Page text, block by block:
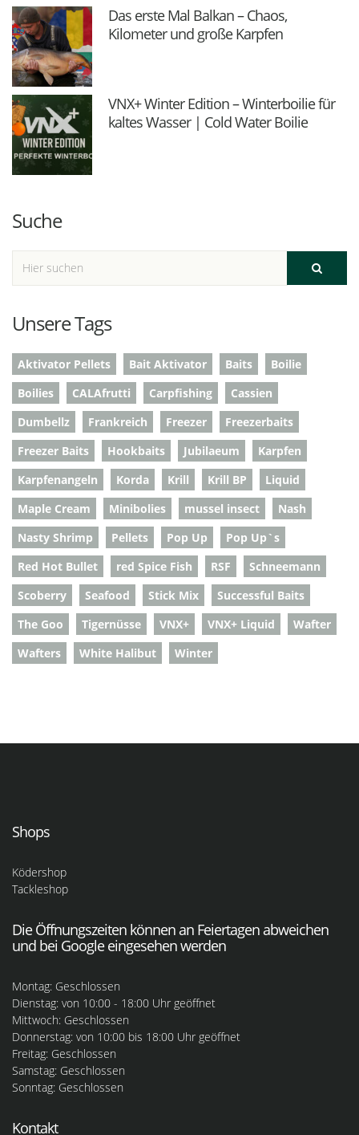
Das erste Mal Balkan – Chaos,
Kilometer und große Karpfen
VNX+ Winter Edition – Winterboilie für
kaltes Wasser | Cold Water Boilie
Suche
Unsere Tags
Aktivator Pellets Bait Aktivator Baits
Boilie
Boilies
CALAfrutti Carpfishing
Cassien
Dumbellz
Frankreich Freezer
Freezerbaits
Freezer Baits
Hookbaits Jubilaeum
Karpfen
Karpfenangeln
Korda Krill Krill BP
Liquid
Maple Cream
Minibolies mussel insect
Nash
Nasty Shrimp
Pellets Pop Up
Pop Up`s
Red Hot Bullet
red Spice Fish RSF
Schneemann
Scoberry
Seafood Stick Mix
Successful Baits
The Goo
Tigernüsse VNX+ VNX+ Liquid
Wafter
Wafters
White Halibut Winter
Shops
Ködershop
Tackleshop
Die Öffnungszeiten können an Feiertagen abweichen
und bei Google eingesehen werden
Montag: Geschlossen
Dienstag: von 10:00 - 18:00 Uhr geöffnet
Mittwoch: Geschlossen
Donnerstag: von 10:00 bis 18:00 Uhr geöffnet
Freitag: Geschlossen
Samstag: Geschlossen
Sonntag: Geschlossen
Kontakt